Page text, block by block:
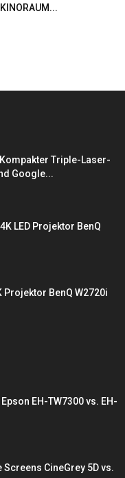
Triple-Laser-
Google...
LED Projektor BenQ
Projektor BenQ W2720i
EH-TW7300 vs. EH-
CineGrey 5D vs.